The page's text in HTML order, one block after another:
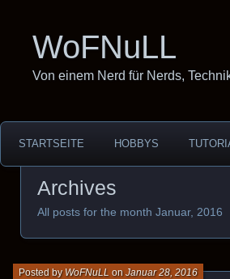
WoFNuLL
Von einem Nerd für Nerds,
STARTSEITE HOBBYS
Archives
All posts for the month Januar, 2016
Posted by WoFNuLL onJanuar 28, 2016